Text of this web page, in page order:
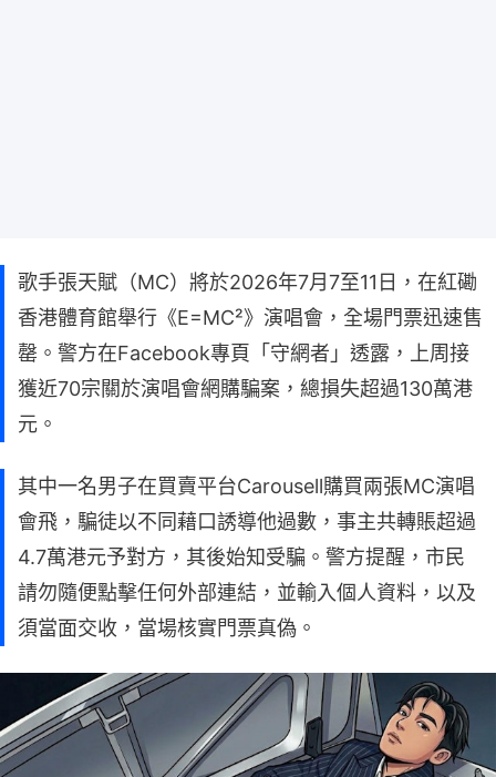
歌手張天賦（MC）將於2026年7月7至11日，在紅磡
香港體育館舉行《E=MC²》演唱會，全場門票迅速售
罄。警方在Facebook專頁「守網者」透露，上周接
獲近70宗關於演唱會網購騙案，總損失超過130萬港
元。
其中一名男子在買賣平台Carousell購買兩張MC演唱
會飛，騙徒以不同藉口誘導他過數，事主共轉賬超過
4.7萬港元予對方，其後始知受騙。警方提醒，市民
請勿隨便點擊任何外部連結，並輸入個人資料，以及
須當面交收，當場核實門票真偽。